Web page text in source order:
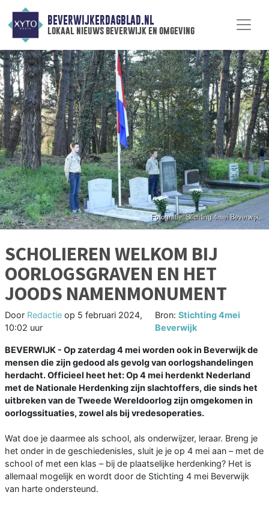
BEVERWIJKERDAGBLAD.NL
lokaal nieuws beverwijk en omgeving
SCHOLIEREN WELKOM BIJ
OORLOGSGRAVEN EN HET
JOODS NAMENMONUMENT
Door Redactie op 5 februari 2024,
10:02 uur
Bron:Stichting 4mei
Beverwijk
BEVERWIJK - Op zaterdag 4 mei worden ook in Beverwijk de
mensen die zijn gedood als gevolg van oorlogshandelingen
herdacht. Officieel heet het: Op 4 mei herdenkt Nederland
met de Nationale Herdenking zijn slachtoffers, die sinds het
uitbreken van de Tweede Wereldoorlog zijn omgekomen in
oorlogssituaties, zowel als bij vredesoperaties.
Wat doe je daarmee als school, als onderwijzer, leraar. Breng je
het onder in de geschiedenisles, sluit je je op 4 mei aan – met de
school of met een klas – bij de plaatselijke herdenking? Het is
allemaal mogelijk en wordt door de Stichting 4 mei Beverwijk
van harte ondersteund.